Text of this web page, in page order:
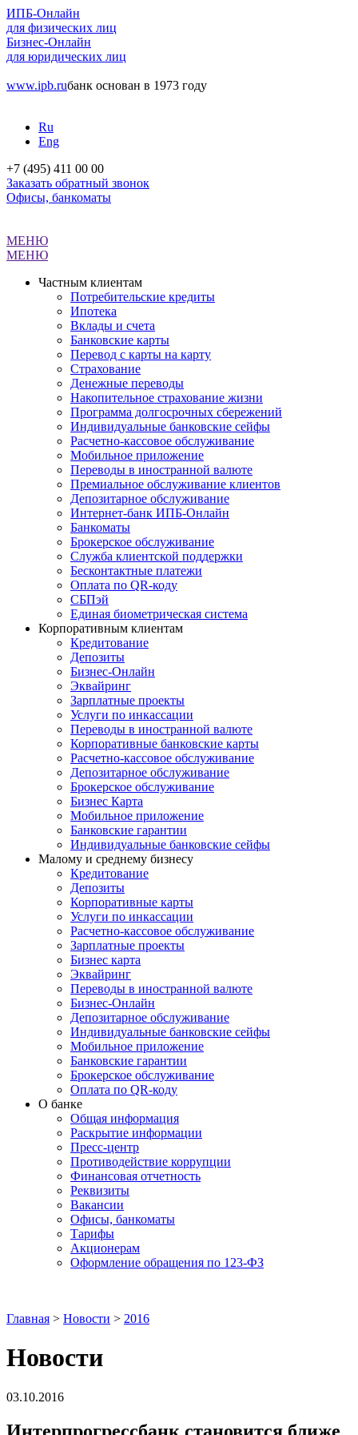
ИПБ-Онлайн
для физических лиц
Бизнес-Онлайн
для юридических лиц
www.ipb.ruбанк основан в 1973 году
Ru
Eng
+7 (495) 411 00 00
Заказать обратный звонок
Офисы, банкоматы
МЕНЮ
МЕНЮ
Частным клиентам
Потребительские кредиты
Ипотека
Вклады и счета
Банковские карты
Перевод с карты на карту
Страхование
Денежные переводы
Накопительное страхование жизни
Программа долгосрочных сбережений
Индивидуальные банковские сейфы
Расчетно-кассовое обслуживание
Мобильное приложение
Переводы в иностранной валюте
Премиальное обслуживание клиентов
Депозитарное обслуживание
Интернет-банк ИПБ-Онлайн
Банкоматы
Брокерское обслуживание
Служба клиентской поддержки
Бесконтактные платежи
Оплата по QR-коду
СБПэй
Единая биометрическая система
Корпоративным клиентам
Кредитование
Депозиты
Бизнес-Онлайн
Эквайринг
Зарплатные проекты
Услуги по инкассации
Переводы в иностранной валюте
Корпоративные банковские карты
Расчетно-кассовое обслуживание
Депозитарное обслуживание
Брокерское обслуживание
Бизнес Карта
Мобильное приложение
Банковские гарантии
Индивидуальные банковские сейфы
Малому и среднему бизнесу
Кредитование
Депозиты
Корпоративные карты
Услуги по инкассации
Расчетно-кассовое обслуживание
Зарплатные проекты
Бизнес карта
Эквайринг
Переводы в иностранной валюте
Бизнес-Онлайн
Депозитарное обслуживание
Индивидуальные банковские сейфы
Мобильное приложение
Банковские гарантии
Брокерское обслуживание
Оплата по QR-коду
О банке
Общая информация
Раскрытие информации
Пресс-центр
Противодействие коррупции
Финансовая отчетность
Реквизиты
Вакансии
Офисы, банкоматы
Тарифы
Акционерам
Оформление обращения по 123-ФЗ
Главная > Новости > 2016
Новости
03.10.2016
Интерпрогрессбанк становится ближе